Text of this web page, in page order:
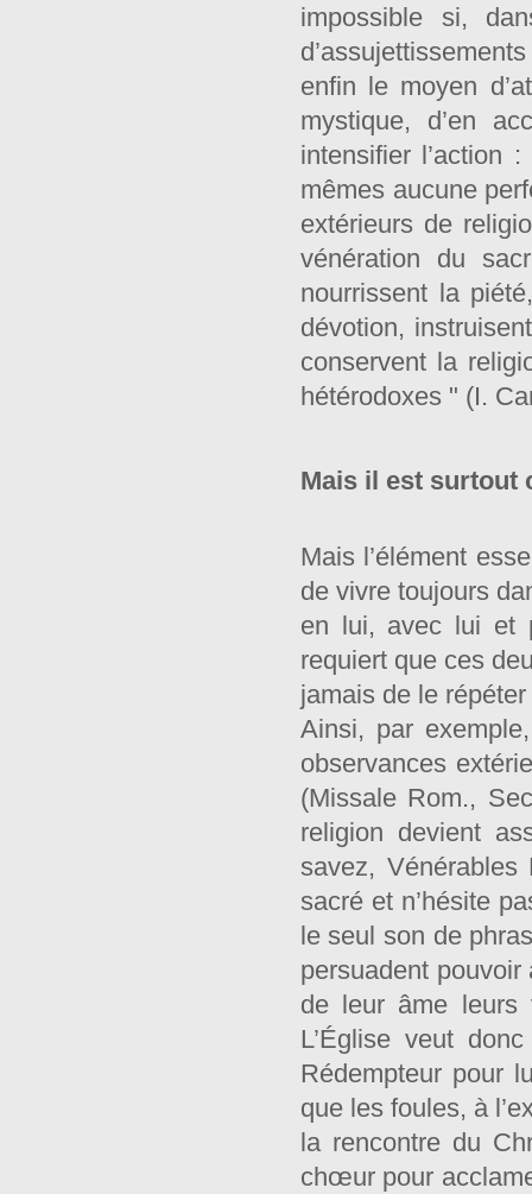
impossible si,
enfin le moyen
mystique, d’en
intensifier l’action
mêmes aucune
extérieurs de
vénération du
nourrissent la
dévotion,
conservent la
hétérodoxes " (I.
Mais il est surtout
Mais l’élément
de vivre toujours
en lui, avec lui et
requiert que ces
jamais de le
Ainsi, par
observances
(Missale Rom.,
religion devient
savez,
sacré et n’hésite
le seul son de
persuadent
de leur âme
L’Église veut
Rédempteur pour
que les foules, à
la rencontre du
chœur pour